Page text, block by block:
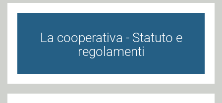
La cooperativa - Statuto e
regolamenti